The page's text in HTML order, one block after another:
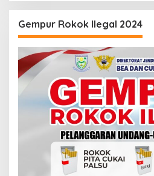
Gempur Rokok Ilegal 2024